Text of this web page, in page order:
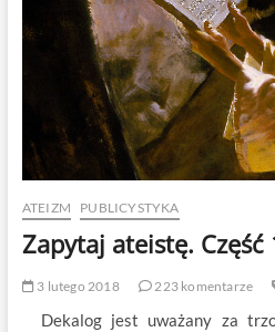
ATEIZM PUBLICYSTYKA
Zapytaj ateistę. Część
3 lutego 2018 223 komentarze
Dekalog jest uważany za